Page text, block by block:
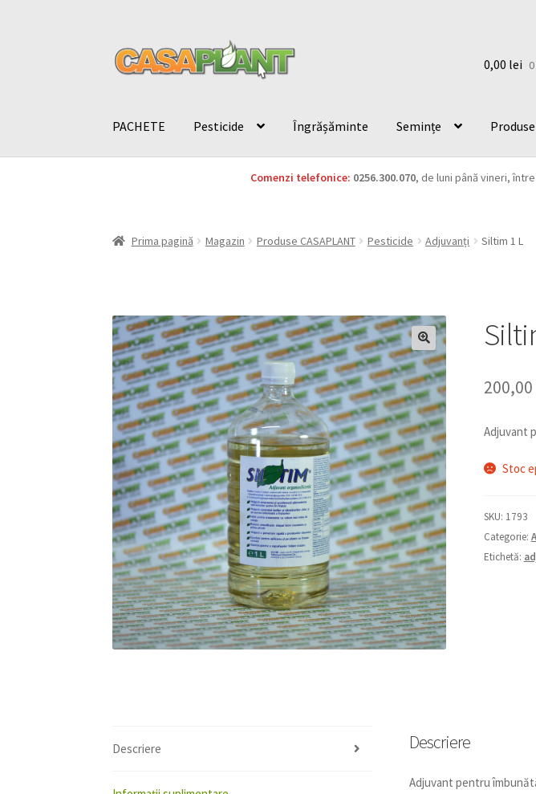
0,00 lei
PACHETE Pesticide Îngrășăminte Semințe
Comenzi telefonice: 0256.300.070, de luni până vineri, între
Prima pagină Magazin Produse CASAPLANT Pesticide Adjuvanți Siltim 1 L
200,00
Adjuvant
Stoc
SKU: 1793
Categorie:
Etichetă:
Descriere Descriere
Adjuvant pentru